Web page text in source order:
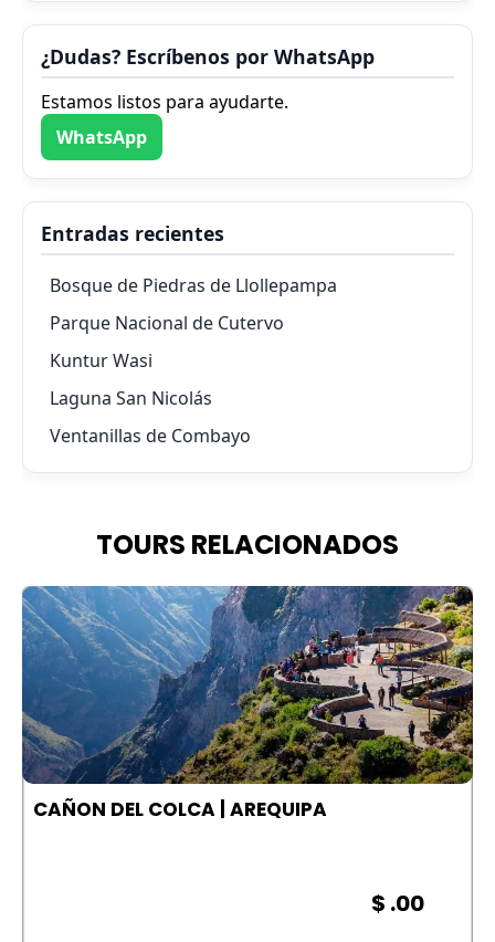
¿Dudas? Escríbenos por WhatsApp
Estamos listos para ayudarte.
WhatsApp
Entradas recientes
Bosque de Piedras de Llollepampa
Parque Nacional de Cutervo
Kuntur Wasi
Laguna San Nicolás
Ventanillas de Combayo
TOURS RELACIONADOS
CAÑON DEL COLCA | AREQUIPA
$ .00